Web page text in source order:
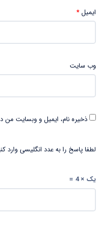
ایمیل*
وب‌ سایت
ذخیره نام، ایمیل و وبسایت من
لطفا پاسخ را به عدد انگلیسی وارد
یک × 4 =